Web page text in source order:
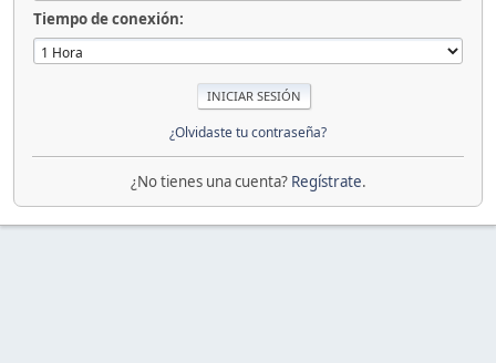
Tiempo de conexión:
¿Olvidaste tu contraseña?
¿No tienes una cuenta? Regístrate.